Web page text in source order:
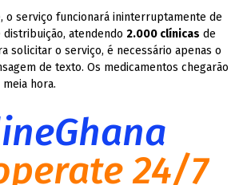
o serviço funcionará ininterruptamente de
atendendo 2.000 clínicas de
solicitar o serviço, é necessário apenas o
de texto. Os medicamentos chegarão
hora.
24/7